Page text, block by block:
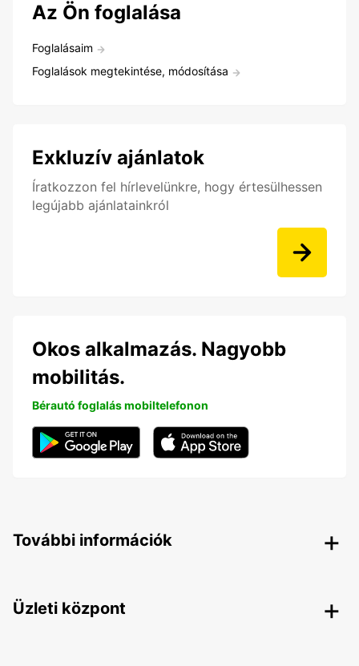
Az Ön foglalása
Foglalásaim
Foglalások megtekintése, módosítása
Exkluzív ajánlatok
Íratkozzon fel hírlevelünkre, hogy értesülhessen
legújabb ajánlatainkról
Okos alkalmazás. Nagyobb
mobilitás.
Bérautó foglalás mobiltelefonon
További információk
Üzleti központ